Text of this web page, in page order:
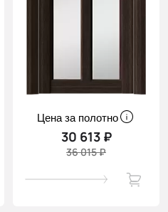
Цена за полотно
30 613 ₽
36 015 ₽